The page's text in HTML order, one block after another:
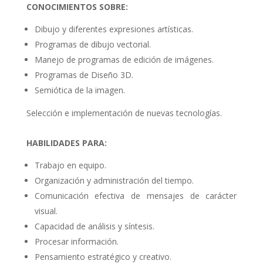
CONOCIMIENTOS SOBRE:
Dibujo y diferentes expresiones artísticas.
Programas de dibujo vectorial.
Manejo de programas de edición de imágenes.
Programas de Diseño 3D.
Semiótica de la imagen.
Selección e implementación de nuevas tecnologías.
HABILIDADES PARA:
Trabajo en equipo.
Organización y administración del tiempo.
Comunicación efectiva de mensajes de carácter
visual.
Capacidad de análisis y síntesis.
Procesar información.
Pensamiento estratégico y creativo.